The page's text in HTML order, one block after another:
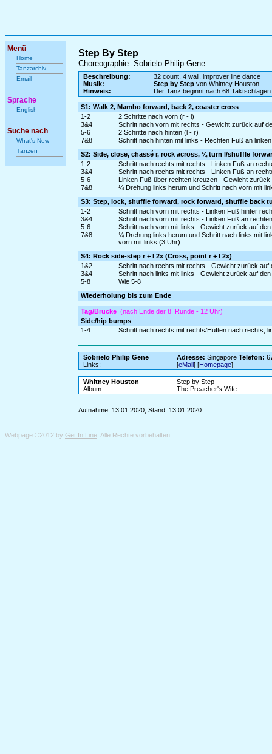
Menü
Home
Tanzarchiv
Email
Sprache
English
Suche nach
What's New
Tänzen
Step By Step
Choreographie: Sobrielo Philip Gene
Beschreibung:
32 count, 4 wall, improver line dance
Musik:
Step by Stepvon Whitney Houston
Hinweis:
Der Tanz beginnt nach 68 Taktschlägen
S1: Walk 2, Mambo forward, back 2, coaster cross
1-2
2 Schritte nach vorn (r - l)
3&4
Schritt nach vorn mit rechts - Gewicht zurück auf
5-6
2 Schritte nach hinten (l - r)
7&8
Schritt nach hinten mit links - Rechten Fuß an
S2: Side, close, chassé r, rock across, ¼ turn l/shuffle
1-2
Schritt nach rechts mit rechts - Linken Fuß an
3&4
Schritt nach rechts mit rechts - Linken Fuß an
5-6
Linken Fuß über rechten kreuzen - Gewicht
7&8
¼ Drehung links herum und Schritt nach vorn mit
S3: Step, lock, shuffle forward, rock forward, shuffle back
1-2
Schritt nach vorn mit rechts - Linken Fuß hinter
3&4
Schritt nach vorn mit rechts - Linken Fuß an
5-6
Schritt nach vorn mit links - Gewicht zurück auf
7&8
¼ Drehung links herum und Schritt nach links mit
vorn mit links (3 Uhr)
S4: Rock side-step r + l 2x (Cross, point r + l 2x)
1&2
Schritt nach rechts mit rechts - Gewicht zurück
3&4
Schritt nach links mit links - Gewicht zurück auf
5-8
Wie 5-8
Wiederholung bis zum Ende
Tag/Brücke (nach Ende der 8. Runde - 12 Uhr)
Side/hip bumps
1-4
Schritt nach rechts mit rechts/Hüften nach rechts,
Sobrielo Philip Gene Adresse: SingaporeTelefon:
Links:
[eMail] [Homepage]
Whitney Houston
Step by Step
Album:
The Preacher's Wife
Aufnahme: 13.01.2020; Stand: 13.01.2020
Webpage ©2012 by Get In Line . Alle Rechte vorbehalten.